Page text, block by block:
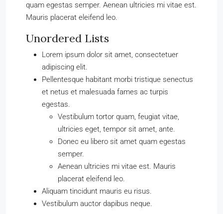
quam egestas semper. Aenean ultricies mi vitae est.
Mauris placerat eleifend leo.
Unordered Lists
Lorem ipsum dolor sit amet, consectetuer
adipiscing elit.
Pellentesque habitant morbi tristique senectus
et netus et malesuada fames ac turpis
egestas.
Vestibulum tortor quam, feugiat vitae,
ultricies eget, tempor sit amet, ante.
Donec eu libero sit amet quam egestas
semper.
Aenean ultricies mi vitae est. Mauris
placerat eleifend leo.
Aliquam tincidunt mauris eu risus.
Vestibulum auctor dapibus neque.